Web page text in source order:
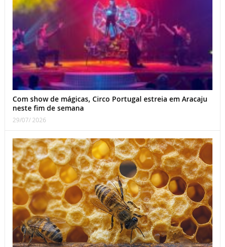
Com show de mágicas, Circo Portugal estreia em Aracaju
neste fim de semana
29/07/ 2026